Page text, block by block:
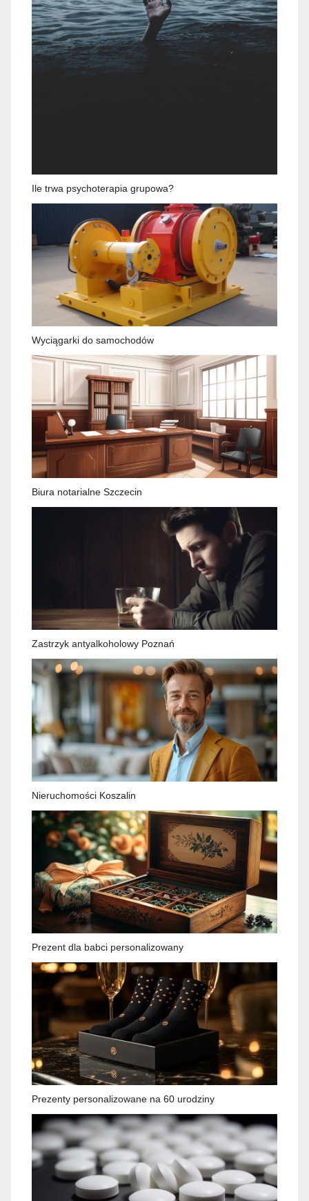
Ile trwa psychoterapia grupowa?
Wyciągarki do samochodów
Biura notarialne Szczecin
Zastrzyk antyalkoholowy Poznań
Nieruchomości Koszalin
Prezent dla babci personalizowany
Prezenty personalizowane na 60 urodziny